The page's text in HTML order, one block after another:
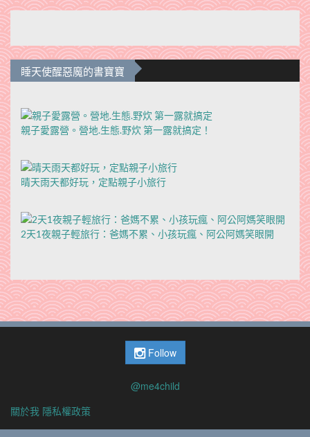
睡天使醒惡魔的書寶寶
親子愛露營。營地.生態.野炊 第一露就搞定！
晴天雨天都好玩，定點親子小旅行
2天1夜親子輕旅行：爸媽不累、小孩玩瘋、阿公阿媽笑眼開
Follow
@me4child
關於我 隱私權政策